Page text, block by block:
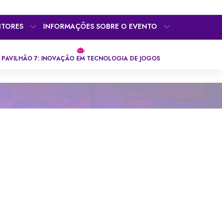
INFORMAÇÕES SOBRE O EVENTO
PAVILHÃO 7: INOVAÇÃO EM TECNOLOGIA DE JOGOS